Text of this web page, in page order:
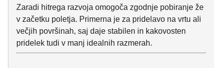
Zaradi hitrega razvoja omogoča zgodnje pobiranje že
v začetku poletja. Primerna je za pridelavo na vrtu ali
večjih površinah, saj daje stabilen in kakovosten
pridelek tudi v manj idealnih razmerah.